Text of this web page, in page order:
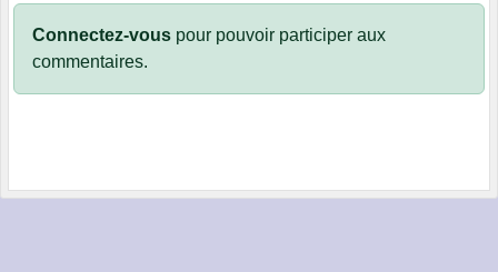
Connectez-vous pour pouvoir participer aux
commentaires.